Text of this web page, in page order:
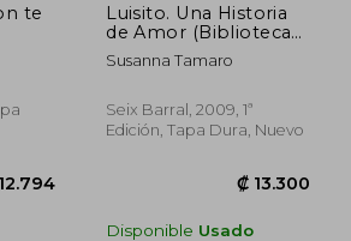
te
Luisito. Una Historia
de Amor (Biblioteca
Abierta)
Susanna Tamaro
Seix Barral, 2009, 1ª
Edición, Tapa Dura, Nuevo
Disponible Usado